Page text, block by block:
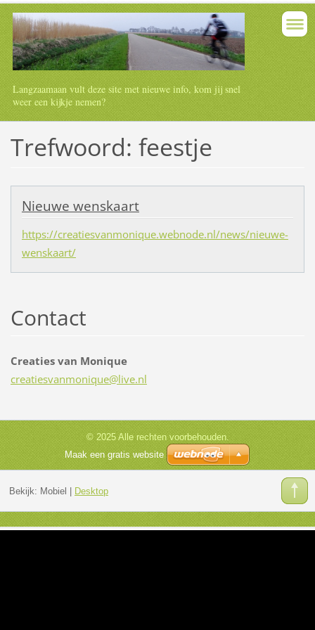
Langzaamaan vult deze site met nieuwe info, kom jij snel
weer een kijkje nemen?
Trefwoord: feestje
Nieuwe wenskaart
https://creatiesvanmonique.webnode.nl/news/nieuwe-
wenskaart/
Contact
Creaties van Monique
creatiesvanmonique@live.nl
© 2025 Alle rechten voorbehouden.
Maak een gratis website
Bekijk: Mobiel Desktop